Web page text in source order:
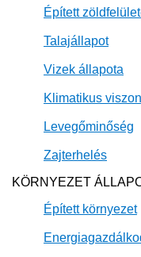
Épített
Talajállapot​
Vizek állapota​​
Klimatikus
Levegőminőség
Zajterhelés
KÖRNYEZET
Épített környezet